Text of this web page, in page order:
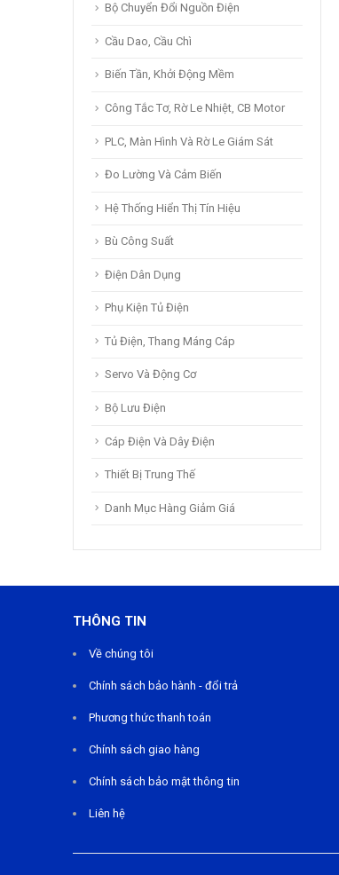
Bộ Chuyển Đổi Nguồn Điện
Cầu Dao, Cầu Chì
Biến Tần, Khởi Động Mềm
Công Tắc Tơ, Rờ Le Nhiệt, CB Motor
PLC, Màn Hình Và Rờ Le Giám Sát
Đo Lường Và Cảm Biến
Hệ Thống Hiển Thị Tín Hiệu
Bù Công Suất
Điện Dân Dụng
Phụ Kiện Tủ Điện
Tủ Điện, Thang Máng Cáp
Servo Và Động Cơ
Bộ Lưu Điện
Cáp Điện Và Dây Điện
Thiết Bị Trung Thế
Danh Mục Hàng Giảm Giá
THÔNG TIN
Về chúng tôi
Chính sách bảo hành - đổi trả
Phương thức thanh toán
Chính sách giao hàng
Chính sách bảo mật thông tin
Liên hệ